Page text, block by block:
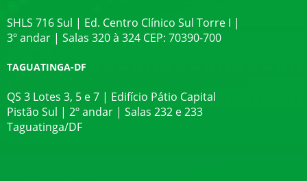
SHLS 716 Sul | Ed. Centro Clínico Sul Torre I |
3º andar | Salas 320 à 324 CEP: 70390-700
TAGUATINGA-DF
QS 3 Lotes 3, 5 e 7 | Edifício Pátio Capital
Pistão Sul | 2º andar | Salas 232 e 233
Taguatinga/DF